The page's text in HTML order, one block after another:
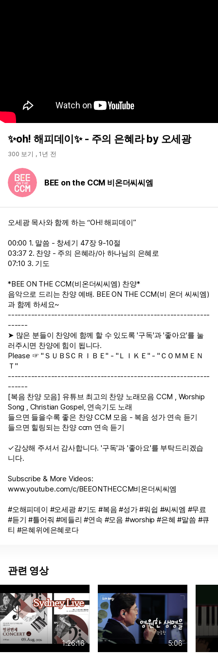
✨oh! 해피데이✨ - 주의 은혜라 by 오세광
300 보기 ,1년 전
BEE on the CCM 비온더씨씨엠
오세광 목사와 함께 하는 “OH! 해피데이”
00:00 1. 말씀 - 창세기 47장 9-10절
03:37 2. 찬양 - 주의 은혜라/아 하나님의 은혜로
07:10 3. 기도
*BEE ON THE CCM(비온더씨씨엠) 찬양*
음악으로 드리는 찬양 예배. BEE ON THE CCM(비 온더 씨씨엠)
과 함께 하세요~
-------------------------------------------------------------
------
➤ 많은 분들이 찬양에 함께 할 수 있도록 '구독'과 '좋아요'를 눌
러주시면 찬양에 힘이 됩니다.
Please ☞ "ＳＵＢSＣＲＩＢＥ" - "ＬＩＫＥ" - "ＣＯＭＭＥＮ
Ｔ"
-------------------------------------------------------------
------
[복음 찬양 모음] 유튜브 최고의 찬양 노래모음 CCM , Worship
Song , Christian Gospel, 연속기도 노래
들으면 들을수록 좋은 찬양 CCM 모음 - 복음 성가 연속 듣기
들으면 힐링되는 찬양 ccm 연속 듣기
✓감상해 주셔서 감사합니다. '구독'과 '좋아요'를 부탁드리겠습
니다.
Subscribe & More Videos:
www.youtube.com/c/BEEONTHECCM비온더씨씨엠
#오해피데이 #오세광 #기도 #복음 #성가 #워쉽 #씨씨엠 #무료
#듣기 #틀어줘 #메들리 #연속 #모음 #worship #은혜 #말씀 #큐
티 #은혜위에은혜로다
관련 영상
1:26:16 5:06